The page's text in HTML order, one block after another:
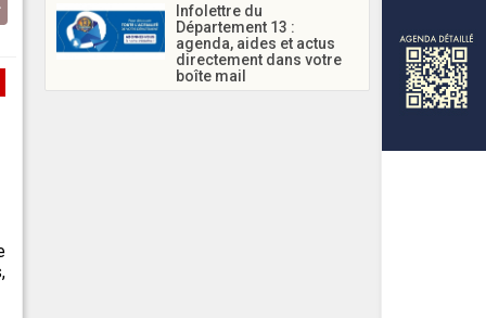
Infolettre du
Département 13 :
agenda, aides et actus
directement dans votre
boîte mail